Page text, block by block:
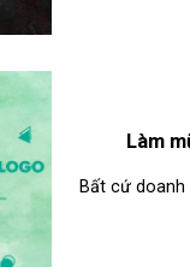
Làm
Bất cứ doanh